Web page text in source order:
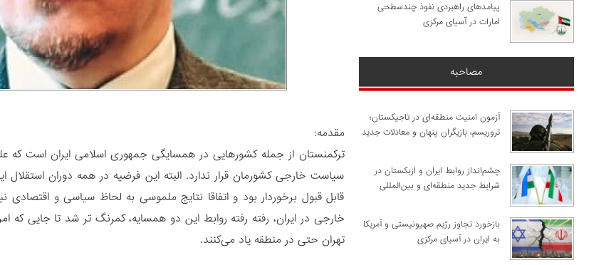
مقدمه:
ترکمنستان از جمله کشورهایی در همسایگی جمهوری اسلامی ایران است که
سیاست خارجی کشورمان قرار ندارد. البته این فرضیه در همه دوران
قابل قبول برخوردار بود و اتفاقا نتایج ملموسی به لحاظ سیاسی و
خارجی در ایران، رفته رفته روابط این دو همسایه، کمرنگ تر شد تا جایی که
تهران حتی در منطقه یاد می‌کنند.
پیامدهای راهبردی نفوذ چندسطحی
امارات در آسیای مرکزی
مصاحبه
آزمون امنیت منطقه‌ای در تاجیکستان؛
تروریسم، بازیگران پنهان و معادلات جدید
چشم‌انداز روابط ایران و ازبکستان در
شرایط جدید منطقه‌ای و بین‌المللی
​بازخورد تجاوز رژیم صهیونیستی و آمریکا
به ایران در آسیای مرکزی